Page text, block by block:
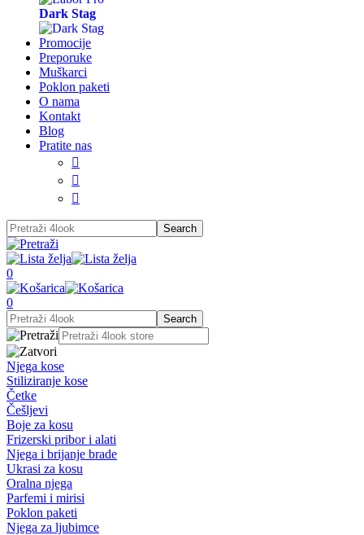
Dark Stag
Promocije
Preporuke
Muškarci
Poklon paketi
O nama
Kontakt
Blog
Pratite nas



0
0
Njega kose
Stiliziranje kose
Četke
Češljevi
Boje za kosu
Frizerski pribor i alati
Njega i brijanje brade
Ukrasi za kosu
Oralna njega
Parfemi i mirisi
Poklon paketi
Njega za ljubimce